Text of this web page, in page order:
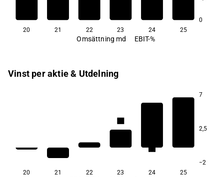
0
20 21 22 23 24 25
Omsättning md EBIT-%
Vinst per aktie & Utdelning
7
2,5
−2
2,2
20 21 22 23 24 25